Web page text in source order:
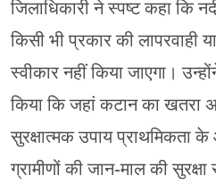
जिलाधिकारी ने स्पष्ट कहा कि
किसी भी प्रकार की लापरवाही
स्वीकार नहीं किया जाएगा।
किया कि जहां कटान का खतरा
सुरक्षात्मक उपाय प्राथमिकता
ग्रामीणों की जान-माल की